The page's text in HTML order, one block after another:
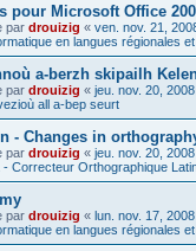
pour Microsoft Office
par drouizig « ven. nov. 21,
en langues régionales
a-berzh skipailh
par drouizig « jeu. nov. 20,
all a-bep seurt
- Changes in
par drouizig « jeu. nov. 20,
- Correcteur Orthographique
par drouizig « lun. nov. 17,
en langues régionales